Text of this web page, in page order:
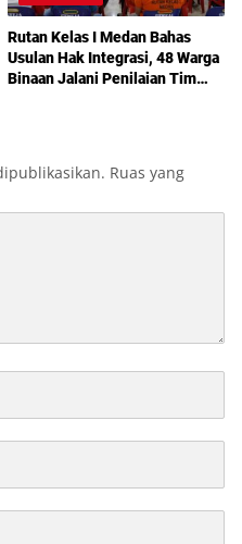
Rutan Kelas I Medan Bahas
Usulan Hak Integrasi, 48 Warga
Binaan Jalani Penilaian Tim
Ruas yang